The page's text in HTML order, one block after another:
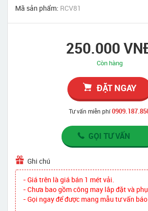
Mã sản phẩm: RCV81
250.000
Còn hàng
ĐẶT NGAY
Tư vấn miễn phí
GỌI TƯ VẤN
Ghi chú
- Giá trên là giá bán 1 mét vải.
- Chưa bao gồm công may lắp đặt và
- Gọi ngay để được mang mẫu tư vấn